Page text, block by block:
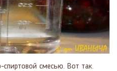
смесью. Вот так.